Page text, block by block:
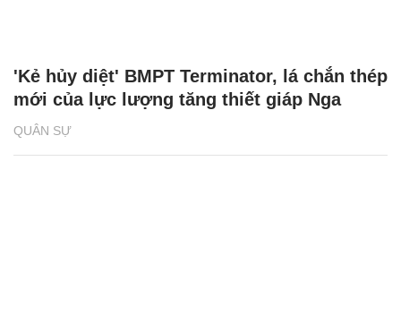
QUÂN SỰ
'Kẻ hủy diệt' BMPT Terminator, lá chắn thép
mới của lực lượng tăng thiết giáp Nga